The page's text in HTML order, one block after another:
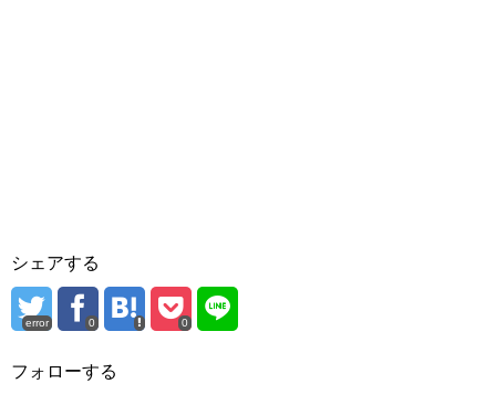
シェアする
error 0 0
フォローする